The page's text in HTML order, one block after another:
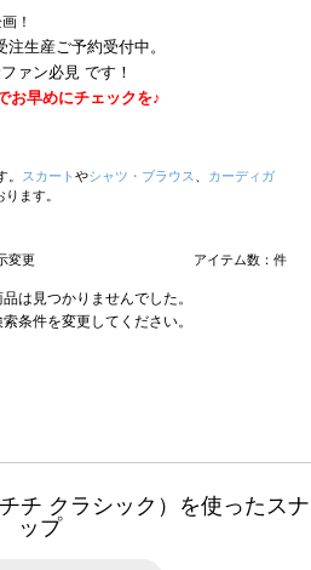
！
生産ご予約受付中。
ァン必見 です！
お早めにチェックを♪
。 スカート やシャツ・ブラウス
カーディガ
ます。
変更 アイテム数： 件
は見つかりませんでした。
条件を変更してください。
チ クラシック）を使ったスナ
ップ